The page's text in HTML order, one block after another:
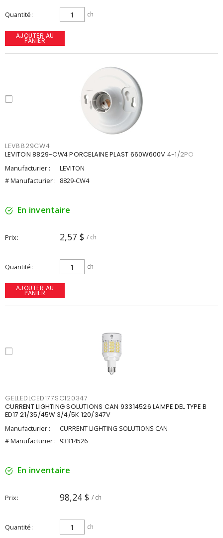
Quantité ch
AJOUTER AU
PANIER
LEV8829CW4
LEVITON 8829-CW4 PORCELAINE PLAST 660W600V 4-1/2PO
Manufacturier :
LEVITON
# Manufacturier : 8829-CW4
En inventaire
Prix 2,57 $ / ch
Quantité ch
AJOUTER AU
PANIER
GELLEDLCED177SC120347
CURRENT LIGHTING SOLUTIONS CAN 93314526 LAMPE DEL TYPE B
ED17 21/35/45W 3/4/5K 120/347V
Manufacturier :
CURRENT LIGHTING SOLUTIONS CAN
# Manufacturier : 93314526
En inventaire
Prix 98,24 $ / ch
Quantité ch